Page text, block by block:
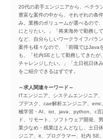
20代の若手エンジニアから、ベテラ
豊富な案件の中から、それぞれの条
み。業務のボリュームが選べるので
にとりたい。」「将来海外で勤務し
など、自分らしいワークライフバラ
案件も様々なので、「前職ではJava
も、「社内SEとして勤務してきた
チャレンジしたい。」「土日祝日休
をご紹介できるはずです。
～求人関連キーワード～
ITエンジニア、システムエンジニア
プデスク、cae解析エンジニア、
械学習・AI、iot、java、python、c
ド、リモート、ソフトウェア開発、
業少なめ・残業ほとんどなし、土日
ジニア、it、プログラマー、社内 SE